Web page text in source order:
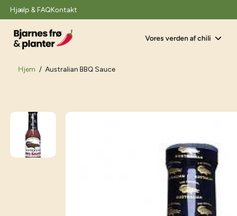
Hjælp & FAQKontakt
Vores verden af chili
Hjem / Australian BBQ Sauce
Gå
til
produktoplysninger